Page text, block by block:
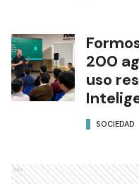
200
uso
SOCIEDAD
Ads